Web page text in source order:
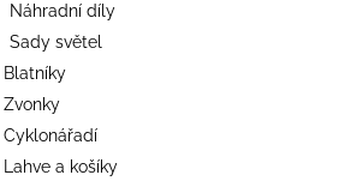
Náhradní díly
Sady světel
Blatníky
Zvonky
Cyklonářadí
Lahve a košíky